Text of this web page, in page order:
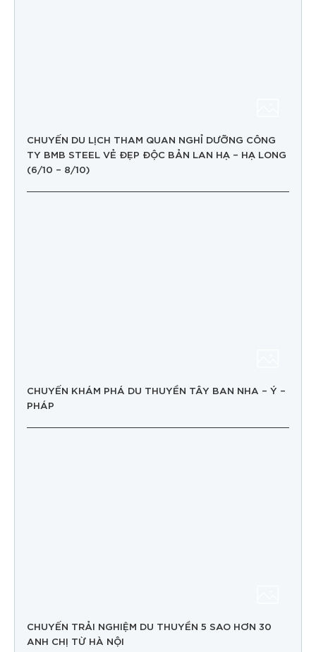
CHUYẾN DU LỊCH THAM QUAN NGHỈ DƯỠNG CÔNG
TY BMB STEEL VẺ ĐẸP ĐỘC BẢN LAN HẠ – HẠ LONG
(6/10 – 8/10)
CHUYẾN KHÁM PHÁ DU THUYỀN TÂY BAN NHA – Ý –
PHÁP
CHUYẾN TRẢI NGHIỆM DU THUYỀN 5 SAO HƠN 30
ANH CHỊ TỪ HÀ NỘI